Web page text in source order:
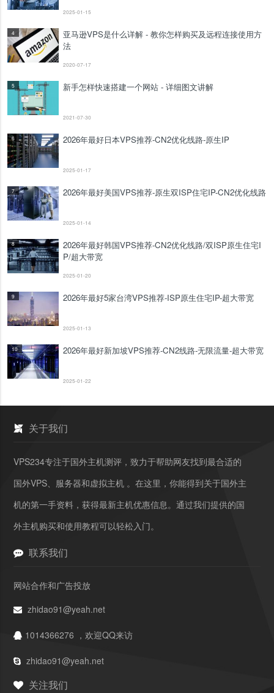
2025-01-15
4
亚马逊VPS是什么详解 - 教你怎样购买及远程连接使用方
法
2020-07-17
5 新手怎样快速搭建一个网站 - 详细图文讲解
2021-07-30
6 2026年最好日本VPS推荐-CN2优化线路-原生IP
2025-01-17
7 2026年最好美国VPS推荐-原生双ISP住宅IP-CN2优化线路
2025-01-14
8
2026年最好韩国VPS推荐-CN2优化线路/双ISP原生住宅I
P/超大带宽
2025-01-20
9 2026年最好5家台湾VPS推荐-ISP原生住宅IP-超大带宽
2025-01-13
10 2026年最好新加坡VPS推荐-CN2线路-无限流量-超大带宽
2025-01-22
关于我们
VPS234专注于国外主机测评，致力于帮助网友找到最合适的
国外VPS、服务器和虚拟主机 。在这里，你能得到关于国外主
机的第一手资料，获得最新主机优惠信息。通过我们提供的国
外主机购买和使用教程可以轻松入门。
联系我们
网站合作和广告投放
zhidao91@yeah.net
1014366276 ，欢迎QQ来访
zhidao91@yeah.net
关注我们